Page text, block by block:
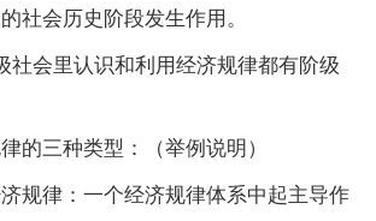
社会历史阶段发生作用。
会里认识和利用经济规律都有阶级
三种类型：（举例说明）
律：一个经济规律体系中起主导作